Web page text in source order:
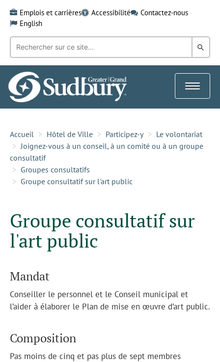
content
Emplois et carrières Accessibilité
Contactez-nous
English
Recherche
mot-
clé:
dans
Toggle
Accueil Hôtel de Ville Participez-y
Le volontariat
Joignez-vous à un conseil, à un comité ou à un groupe
consultatif
Groupes consultatifs
Groupe consultatif sur l'art public
Groupe consultatif sur
l'art public
Mandat
Conseiller le personnel et le Conseil municipal et
l’aider à élaborer le Plan de mise en œuvre d’art public.
Composition
Pas moins de cinq et pas plus de sept membres